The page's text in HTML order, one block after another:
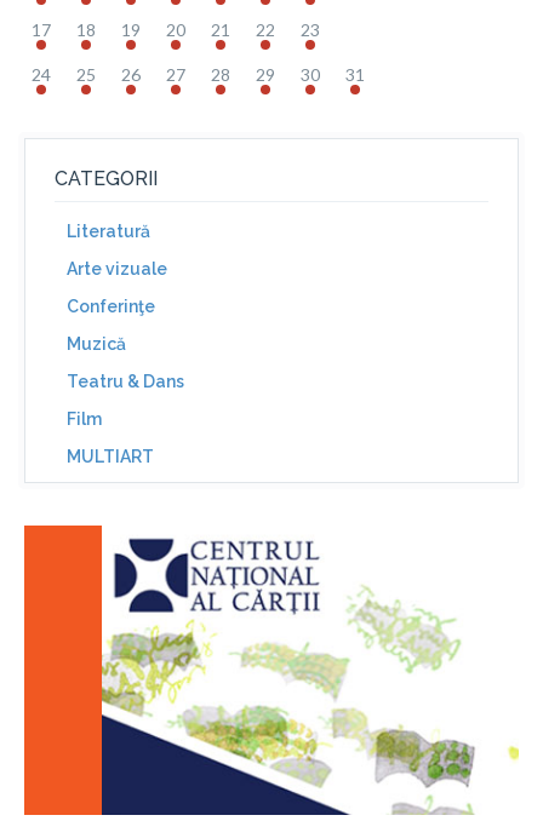
17 18 19 20 21 22 23
24 25 26 27 28 29 30 31
CATEGORII
Literatură
Arte vizuale
Conferinţe
Muzică
Teatru & Dans
Film
MULTIART